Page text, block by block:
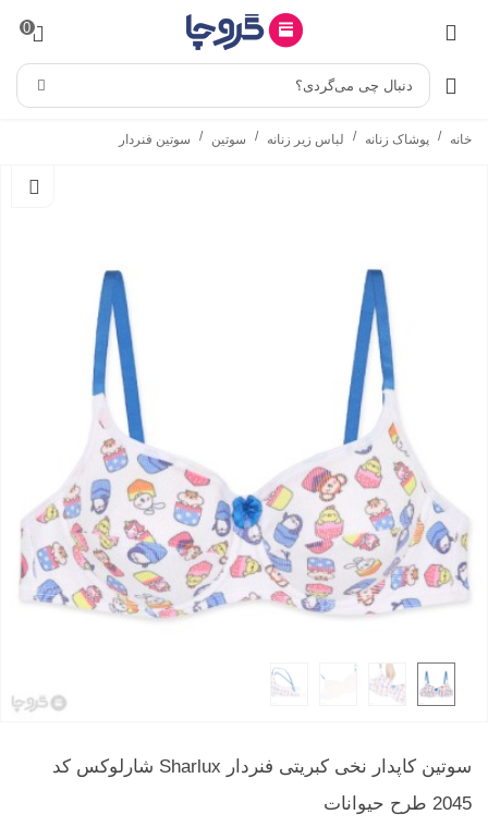
0
دنبال چی می‌گردی؟
خانه / پوشاک زنانه / لباس زیر زنانه / سوتین / سوتین فنردار
سوتین کاپدار نخی کبریتی فنردار Sharlux شارلوکس کد
2045 طرح حیوانات